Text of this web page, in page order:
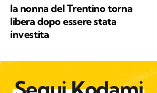
la nonna del Trentino torna
libera dopo essere stata
investita